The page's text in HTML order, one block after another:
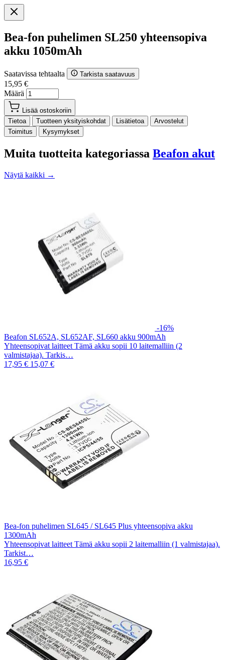
Bea-fon puhelimen SL250 yhteensopiva
akku 1050mAh
Saatavissa tehtaalta Tarkista saatavuus
15,95 €
Määrä
Lisää ostoskoriin
Tietoa
Tuotteen yksityiskohdat Lisätietoa
Arvostelut
Toimitus
Kysymykset
Muita tuotteita kategoriassa Beafon akut
Näytä kaikki →
-16%
Beafon SL652A, SL652AF, SL660 akku 900mAh
Yhteensopivat laitteet Tämä akku sopii 10 laitemalliin (2
valmistajaa). Tarkis…
17,95 € 15,07 €
Bea-fon puhelimen SL645 / SL645 Plus yhteensopiva akku
1300mAh
Yhteensopivat laitteet Tämä akku sopii 2 laitemalliin (1 valmistajaa).
Tarkist…
16,95 €